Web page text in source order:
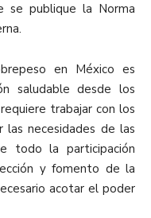
publique la Norma
en México es
saludable desde los
trabajar con los
necesidades de las
todo la participación
y fomento de la
acotar el poder